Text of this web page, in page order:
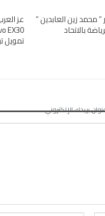
” محمد زين العابدين ”
بالاتحاد
عز
تمويل
بريدك الإلكتروني.